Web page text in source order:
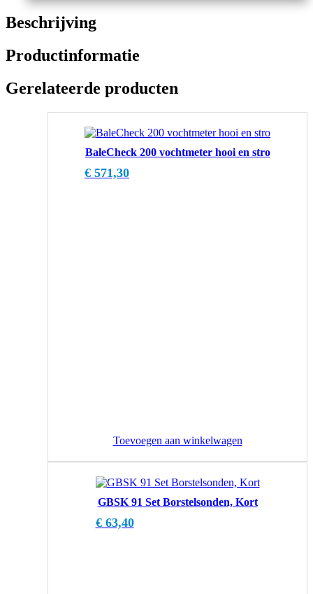
Beschrijving
Productinformatie
Gerelateerde producten
BaleCheck 200 vochtmeter hooi en stro
€ 571,30
Toevoegen aan winkelwagen
GBSK 91 Set Borstelsonden, Kort
€63,40